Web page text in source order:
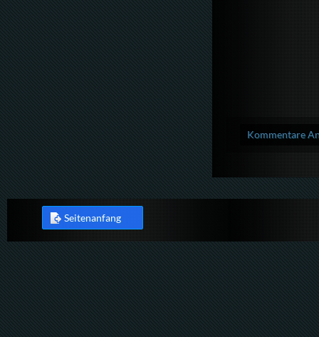
Kommentare
Seitenanfang